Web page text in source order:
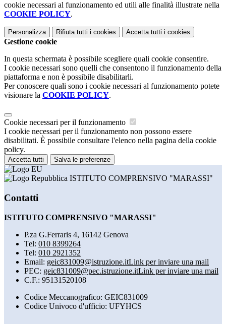
cookie necessari al funzionamento ed utili alle finalità illustrate nella
COOKIE POLICY.
Personalizza Rifiuta tutti i cookies Accetta tutti i cookies
Gestione cookie
In questa schermata è possibile scegliere quali cookie consentire.
I cookie necessari sono quelli che consentono il funzionamento della
piattaforma e non è possibile disabilitarli.
Per conoscere quali sono i cookie necessari al funzionamento potete
visionare la COOKIE POLICY.
Cookie necessari per il funzionamento
I cookie necessari per il funzionamento non possono essere
disabilitati. È possibile consultare l'elenco nella pagina della cookie
policy.
Accetta tutti Salva le preferenze
ISTITUTO COMPRENSIVO "MARASSI"
Contatti
ISTITUTO COMPRENSIVO "MARASSI"
P.za G.Ferraris 4, 16142 Genova
Tel: 010 8399264
Tel: 010 2921352
Email: geic831009@istruzione.itLink per inviare una mail
PEC: geic831009@pec.istruzione.itLink per inviare una mail
C.F.: 95131520108
Codice Meccanografico: GEIC831009
Codice Univoco d'ufficio: UFYHCS